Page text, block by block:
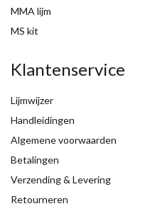
MMA lijm
MS kit
Klantenservice
Lijmwijzer
Handleidingen
Algemene voorwaarden
Betalingen
Verzending & Levering
Retourneren